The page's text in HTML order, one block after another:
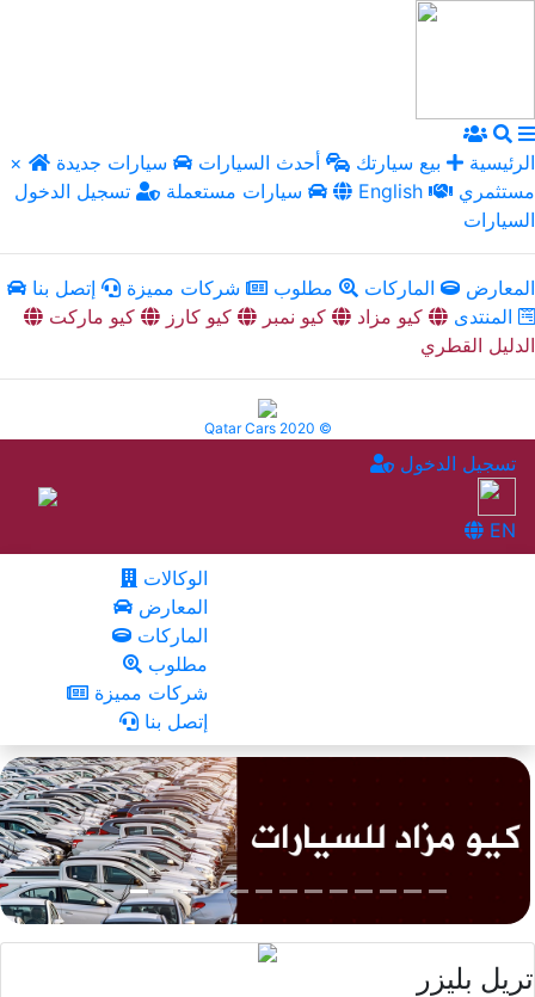
× الرئيسية بيع سيارتك أحدث السيارات
سيارات جديدة
سيارات مستعملة
تسجيل الدخول English
السيارات
المعارض الماركات مطلوب شركات مميزة
إتصل بنا
المنتدى
كيو مزاد كيو نمبر كيو كارز
كيو ماركت
الدليل القطري
Qatar Cars 2020 ©
تسجيل الدخول
EN
الوكالات
المعارض
الماركات
مطلوب
شركات مميزة
إتصل بنا
تريل بليزر